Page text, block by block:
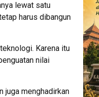
lewat satu
harus dibangun
Karena itu
nilai
juga menghadirkan